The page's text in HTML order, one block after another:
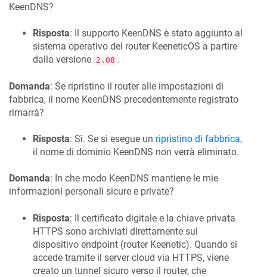
KeenDNS?
Risposta: Il supporto KeenDNS è stato aggiunto al
sistema operativo del router KeeneticOS a partire
dalla versione 2.08 .
Domanda: Se ripristino il router alle impostazioni di
fabbrica, il nome KeenDNS precedentemente registrato
rimarrà?
Risposta: Sì. Se si esegue un ripristino di fabbrica,
il nome di dominio KeenDNS non verrà eliminato.
Domanda: In che modo KeenDNS mantiene le mie
informazioni personali sicure e private?
Risposta: Il certificato digitale e la chiave privata
HTTPS sono archiviati direttamente sul
dispositivo endpoint (router Keenetic). Quando si
accede tramite il server cloud via HTTPS, viene
creato un tunnel sicuro verso il router, che